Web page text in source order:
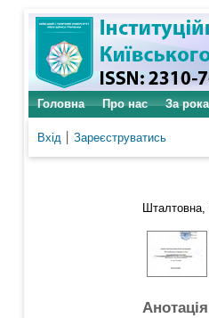
Головна Про нас За
Вхід Зареєструватись
Анотація